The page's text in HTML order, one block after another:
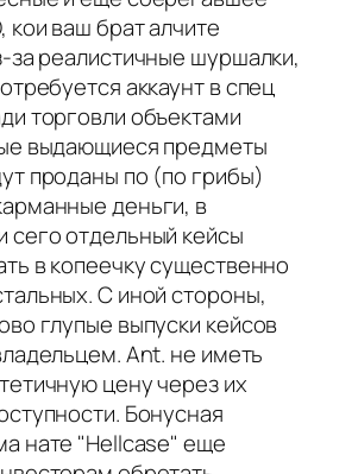
кои ваш брат алчите
за реалистичные шуршалки,
аккаунт в спец
торговли объектами
выдающиеся предметы
проданы по (по грибы)
деньги, в
сего отдельный кейсы
в копеечку существенно
С иной стороны,
глупые выпуски кейсов
Ant. не иметь
цену через их
Бонусная
нате "Hellcase" еще